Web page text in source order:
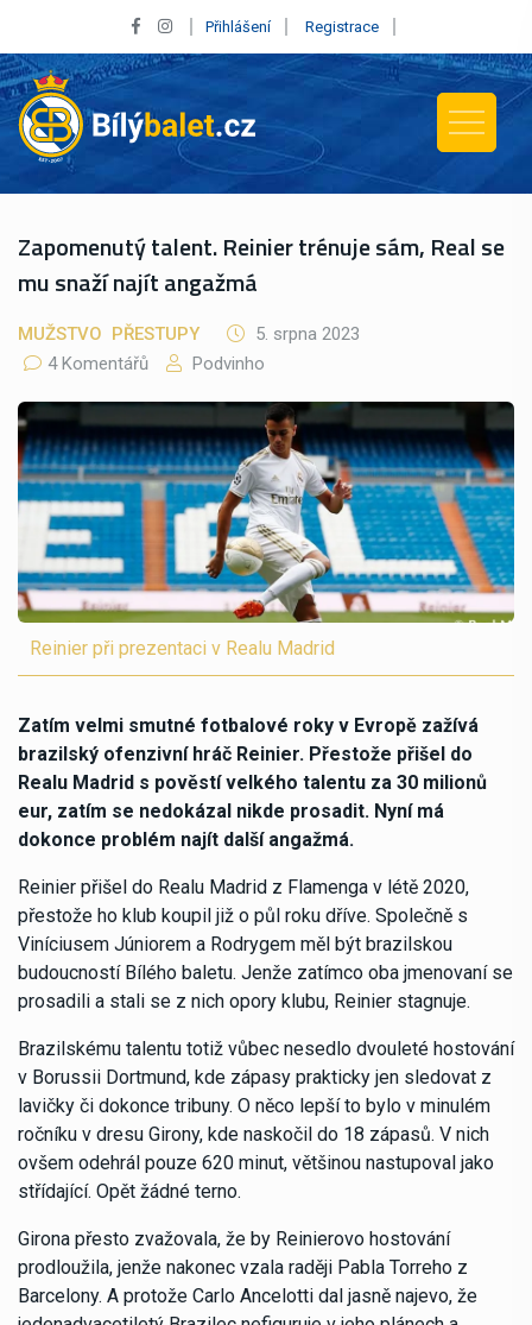
Přihlášení Registrace
Zapomenutý talent. Reinier trénuje sám, Real se
mu snaží najít angažmá
MUŽSTVO PŘESTUPY
5. srpna 2023
4 Komentářů
Podvinho
Reinier při prezentaci v Realu Madrid
Zatím velmi smutné fotbalové roky v Evropě zažívá
brazilský ofenzivní hráč Reinier. Přestože přišel do
Realu Madrid s pověstí velkého talentu za 30 milionů
eur, zatím se nedokázal nikde prosadit. Nyní má
dokonce problém najít další angažmá.
Reinier přišel do Realu Madrid z Flamenga v létě 2020,
přestože ho klub koupil již o půl roku dříve. Společně s
Viníciusem Júniorem a Rodrygem měl být brazilskou
budoucností Bílého baletu. Jenže zatímco oba jmenovaní se
prosadili a stali se z nich opory klubu, Reinier stagnuje.
Brazilskému talentu totiž vůbec nesedlo dvouleté hostování
v Borussii Dortmund, kde zápasy prakticky jen sledovat z
lavičky či dokonce tribuny. O něco lepší to bylo v minulém
ročníku v dresu Girony, kde naskočil do 18 zápasů. V nich
ovšem odehrál pouze 620 minut, většinou nastupoval jako
střídající. Opět žádné terno.
Girona přesto zvažovala, že by Reinierovo hostování
prodloužila, jenže nakonec vzala raději Pabla Torreho z
Barcelony. A protože Carlo Ancelotti dal jasně najevo, že